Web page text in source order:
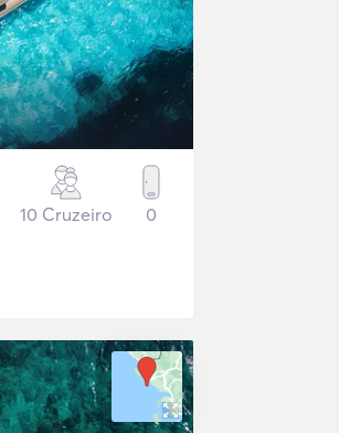
10 Cruzeiro 0